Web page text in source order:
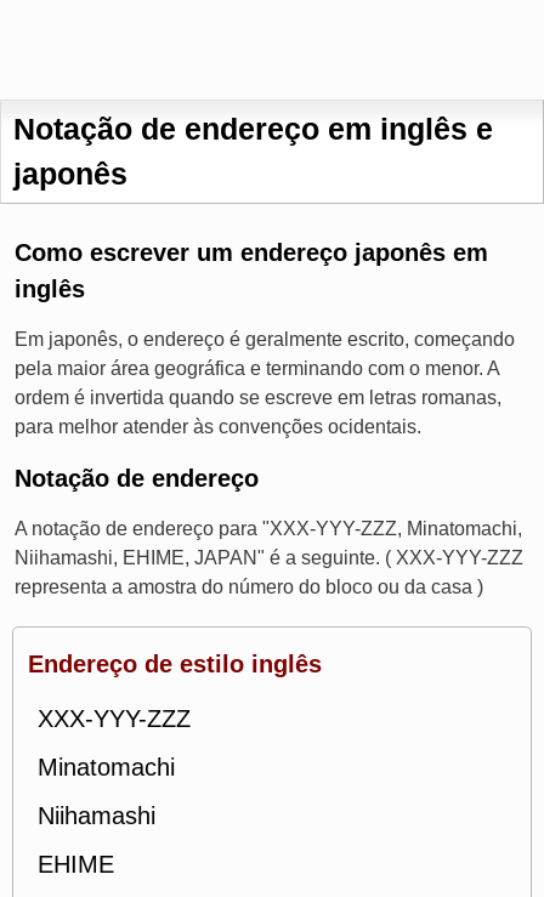
Notação de endereço em inglês e
japonês
Como escrever um endereço japonês em
inglês
Em japonês, o endereço é geralmente escrito, começando
pela maior área geográfica e terminando com o menor. A
ordem é invertida quando se escreve em letras romanas,
para melhor atender às convenções ocidentais.
Notação de endereço
A notação de endereço para "XXX-YYY-ZZZ, Minatomachi,
Niihamashi, EHIME, JAPAN" é a seguinte. ( XXX-YYY-ZZZ
representa a amostra do número do bloco ou da casa )
Endereço de estilo inglês
XXX-YYY-ZZZ
Minatomachi
Niihamashi
EHIME